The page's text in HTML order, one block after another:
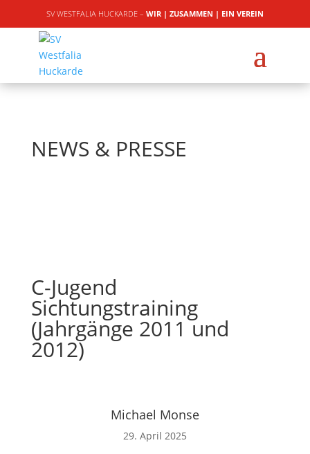
SV WESTFALIA HUCKARDE – WIR | ZUSAMMEN | EIN VEREIN
NEWS & PRESSE
C-Jugend
Sichtungstraining
(Jahrgänge 2011 und
2012)
Michael Monse
29. April 2025